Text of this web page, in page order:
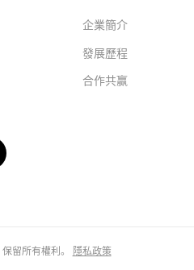
企業簡介
發展歷程
合作共赢
留所有權利。 隱私政策